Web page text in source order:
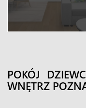
POKÓJ
WNĘTRZ